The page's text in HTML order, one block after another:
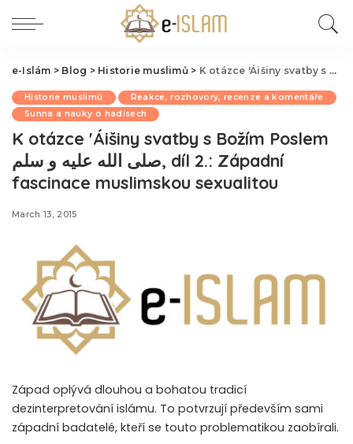
e-Islám > Blog > Historie muslimů>
Historie muslimů
Reakce, rozhovory, recenze a komentáře
Sunna a nauky o hadísech
K otázce 'Áišiny svatby s Božím Poslem
صلى الله عليه و سلم, díl 2.: Západní
fascinace muslimskou sexualitou
March 13, 2015
Západ oplývá dlouhou a bohatou tradicí
dezinterpretování islámu. To potvrzují především sami
západní badatelé, kteří se touto problematikou zaobírali.